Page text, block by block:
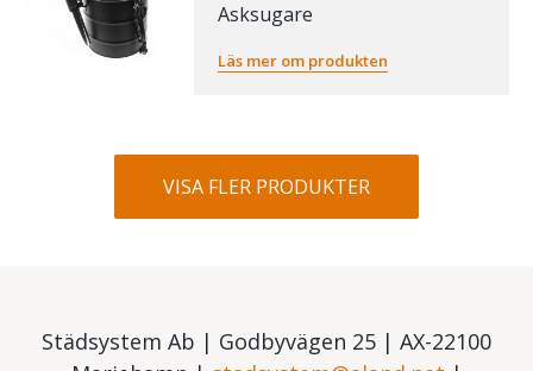
Asksugare
Läs mer om produkten
VISA FLER PRODUKTER
Städsystem Ab | Godbyvägen 25 | AX-22100